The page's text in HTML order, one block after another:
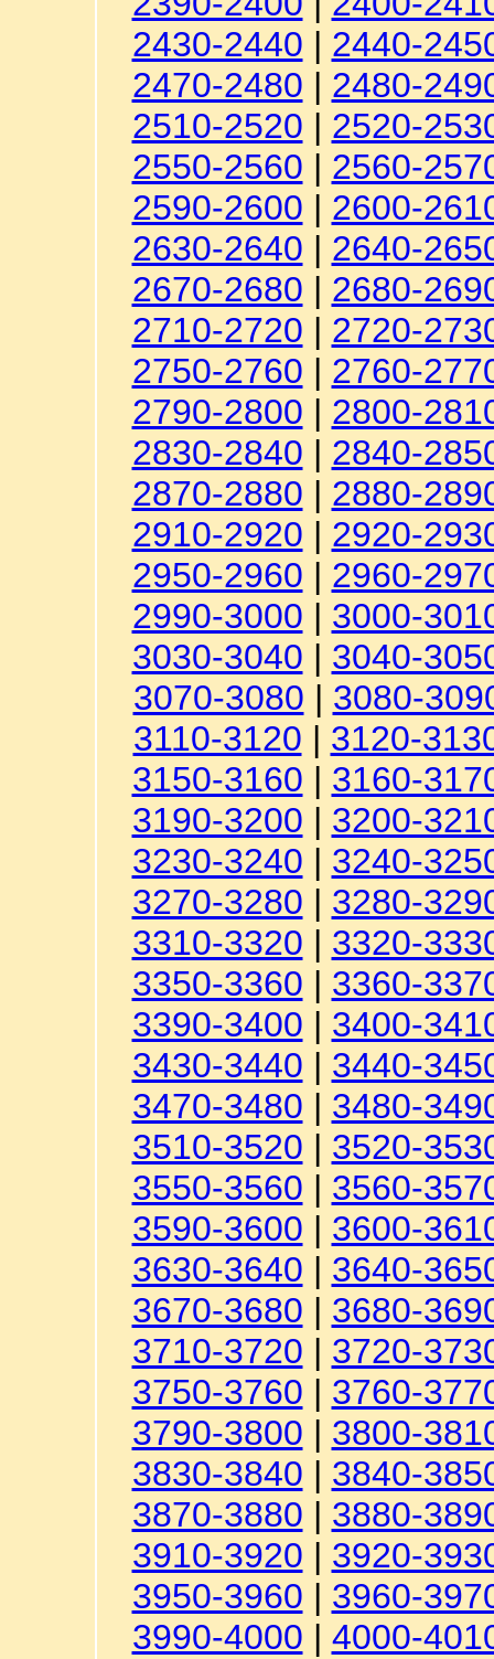
2430-2440 | 2440-
2470-2480 | 2480-
2510-2520 | 2520-
2550-2560 | 2560-
2590-2600 | 2600-
2630-2640 | 2640-
2670-2680 | 2680-
2710-2720 | 2720-
2750-2760 | 2760-
2790-2800 | 2800-
2830-2840 | 2840-
2870-2880 | 2880-
2910-2920 | 2920-
2950-2960 | 2960-
2990-3000 | 3000-
3030-3040 | 3040-
3070-3080 | 3080-
3110-3120 | 3120-
3150-3160 | 3160-
3190-3200 | 3200-
3230-3240 | 3240-
3270-3280 | 3280-
3310-3320 | 3320-
3350-3360 | 3360-
3390-3400 | 3400-
3430-3440 | 3440-
3470-3480 | 3480-
3510-3520 | 3520-
3550-3560 | 3560-
3590-3600 | 3600-
3630-3640 | 3640-
3670-3680 | 3680-
3710-3720 | 3720-
3750-3760 | 3760-
3790-3800 | 3800-
3830-3840 | 3840-
3870-3880 | 3880-
3910-3920 | 3920-
3950-3960 | 3960-
3990-4000 | 4000-